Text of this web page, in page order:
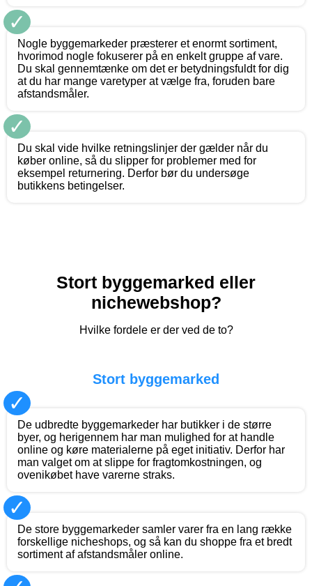
✓
Nogle byggemarkeder præsterer et enormt sortiment,
hvorimod nogle fokuserer på en enkelt gruppe af vare.
Du skal gennemtænke om det er betydningsfuldt for dig
at du har mange varetyper at vælge fra, foruden bare
afstandsmåler.
✓
Du skal vide hvilke retningslinjer der gælder når du
køber online, så du slipper for problemer med for
eksempel returnering. Derfor bør du undersøge
butikkens betingelser.
Stort byggemarked eller
nichewebshop?
Hvilke fordele er der ved de to?
Stort byggemarked
✓
De udbredte byggemarkeder har butikker i de større
byer, og herigennem har man mulighed for at handle
online og køre materialerne på eget initiativ. Derfor har
man valget om at slippe for fragtomkostningen, og
ovenikøbet have varerne straks.
✓
De store byggemarkeder samler varer fra en lang række
forskellige nicheshops, og så kan du shoppe fra et bredt
sortiment af afstandsmåler online.